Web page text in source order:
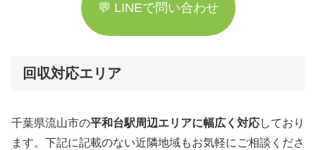
💬 LINEで問い合わせ
回収対応エリア
千葉県流山市の平和台駅周辺エリアに幅広く対応しており
ます。下記に記載のない近隣地域もお気軽にご相談くださ